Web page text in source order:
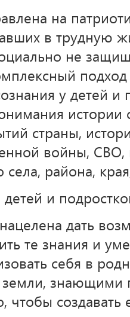
на
в трудную
не
у детей
истории
страны,
войны, СВО,
села, района,
и
дать
те знания и
себя в
земли,
чтобы создавать